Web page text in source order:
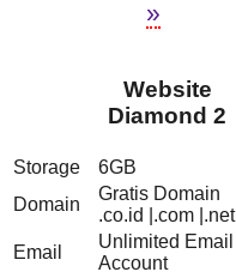
»
Website
Diamond 2
Storage 6GB
Domain
Gratis Domain
.co.id |.com |.net
Email
Unlimited Email
Account